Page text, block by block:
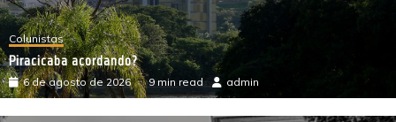
Colunistas
Piracicaba acordando?
6 de agosto de 2026 9 min read admin